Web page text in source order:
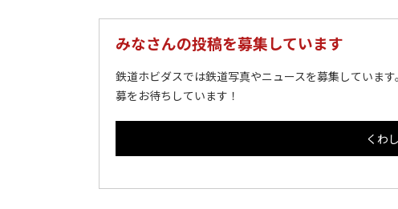
みなさんの投稿を募集しています
鉄道ホビダスでは鉄道写真やニュースを募集していま
募をお待ちしています！
くわ